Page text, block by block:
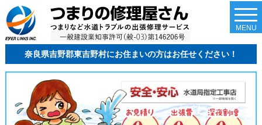
奈良県吉野郡東吉野村にお住まいの方はお任せください！
MENU